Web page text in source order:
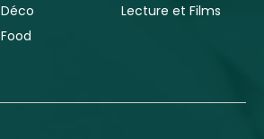
Déco
Food
Lecture et Films